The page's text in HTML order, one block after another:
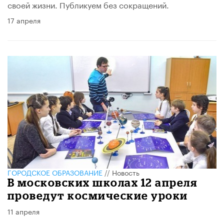
своей жизни. Публикуем без сокращений.
17 апреля
ГОРОДСКОЕ ОБРАЗОВАНИЕ // Новость
В московских школах 12 апреля
проведут космические уроки
11 апреля